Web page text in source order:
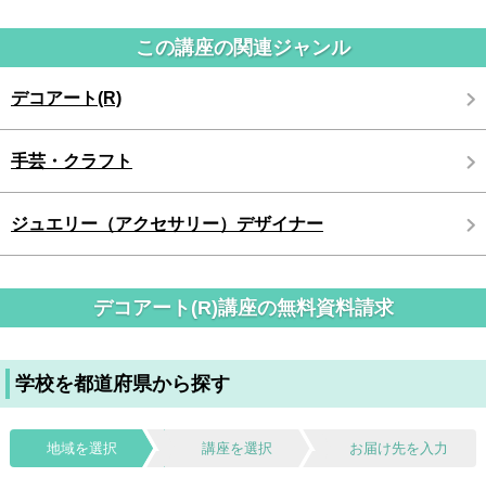
この講座の関連ジャンル
デコアート(R)
手芸・クラフト
ジュエリー（アクセサリー）デザイナー
デコアート(R)講座の無料資料請求
学校を都道府県から探す
地域を選択 講座を選択 お届け先を入力